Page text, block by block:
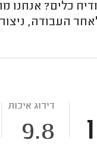
כלים? אנחנו
העבודה,
דירוג איכות
9.8